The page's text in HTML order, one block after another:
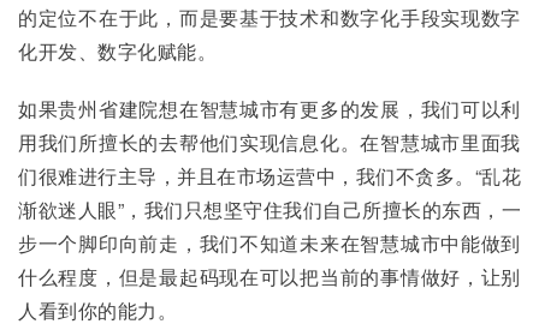
的定位不在于此，而是要基于技术和数字化手段实现数字
化开发、数字化赋能。
如果贵州省建院想在智慧城市有更多的发展，我们可以利
用我们所擅长的去帮他们实现信息化。在智慧城市里面我
们很难进行主导，并且在市场运营中，我们不贪多。“乱花
渐欲迷人眼”，我们只想坚守住我们自己所擅长的东西，一
步一个脚印向前走，我们不知道未来在智慧城市中能做到
什么程度，但是最起码现在可以把当前的事情做好，让别
人看到你的能力。